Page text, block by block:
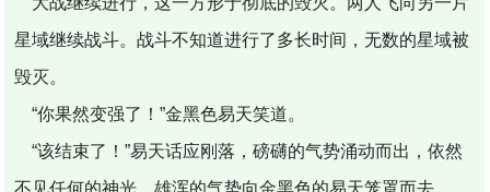
星域继续战斗。战斗不知道进行了多长时间，无数的星域被
毁灭。
“你果然变强了！”金黑色易天笑道。
“该结束了！”易天话应刚落，磅礴的气势涌动而出，依然
不见任何的神光，雄浑的气势向金黑色的易天笼罩而去。